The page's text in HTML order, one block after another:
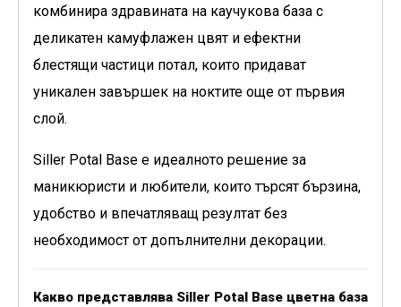
комбинира здравината на каучукова база с
деликатен камуфлажен цвят и ефектни
блестящи частици потал, които придават
уникален завършек на ноктите още от първия
слой.
Siller Potal Base е идеалното решение за
маникюристи и любители, които търсят бързина,
удобство и впечатляващ резултат без
необходимост от допълнителни декорации.
Какво представлява Siller Potal Base цветна база